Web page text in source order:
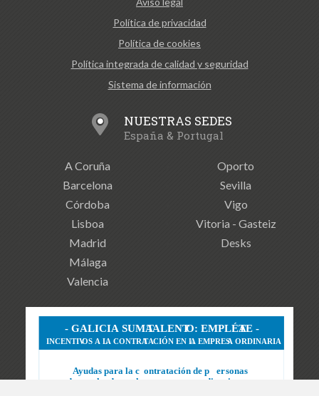
Política de privacidad
Política de cookies
Política integrada de calidad y seguridad
Sistema de información
NUESTRAS SEDES
España & Portugal
A Coruña
Barcelona
Córdoba
Lisboa
Madrid
Málaga
Valencia
Oporto
Sevilla
Vigo
Vitoria - Gasteiz
Desks